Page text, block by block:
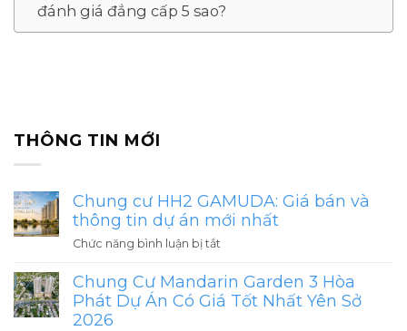
đánh giá đẳng cấp 5 sao?
THÔNG TIN MỚI
Chung cư HH2 GAMUDA: Giá bán và
thông tin dự án mới nhất
Chức năng bình luận bị tắt
cư
HH2
Chung Cư Mandarin Garden 3 Hòa
Phát Dự Án Có Giá Tốt Nhất Yên Sở
2026